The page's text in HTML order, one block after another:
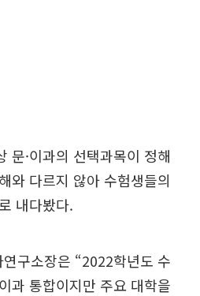
문·이과의 선택과목이 정해
와 다르지 않아 수험생들의
내다봤다.
구소장은 “2022학년도 수
과 통합이지만 주요 대학을